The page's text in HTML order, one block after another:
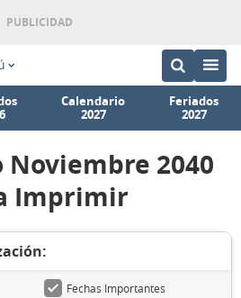
Calendario
2027
Feriados
2027
2040
Imprimir
Fechas Importantes